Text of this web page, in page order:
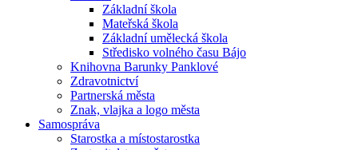
Základní škola
Mateřská škola
Základní umělecká škola
Středisko volného času Bájo
Knihovna Barunky Panklové
Zdravotnictví
Partnerská města
Znak, vlajka a logo města
Samospráva
Starostka a místostarostka